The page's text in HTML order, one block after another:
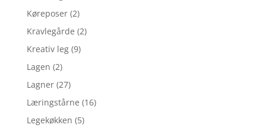
Køreposer (2)
Kravlegårde (2)
Kreativ leg (9)
Lagen (2)
Lagner (27)
Læringstårne (16)
Legekøkken (5)